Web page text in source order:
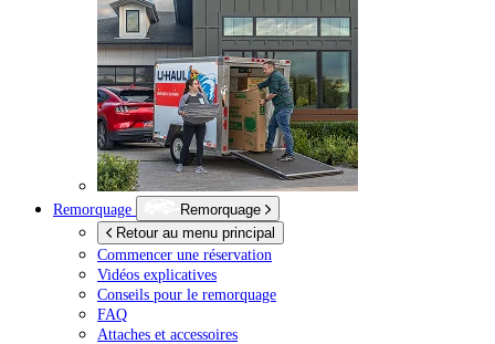
Remorquage
Remorquage
Retour au menu principal
Commencer une réservation
Vidéos explicatives
Conseils pour le remorquage
FAQ
Attaches et accessoires